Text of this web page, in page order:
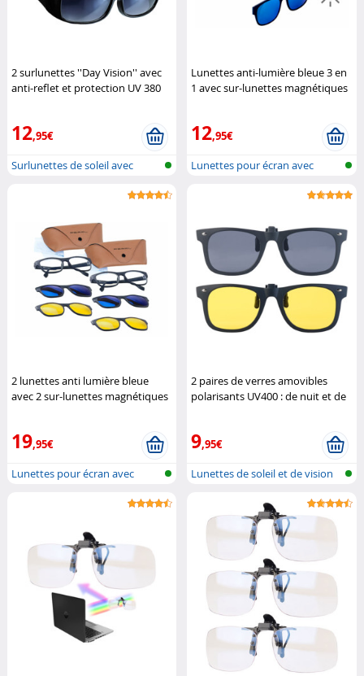
2 surlunettes ''Day Vision'' avec
anti-reflet et protection UV 380
12,95€
Surlunettes de soleil avec
Lunettes anti-lumière bleue 3 en
1 avec sur-lunettes magnétiques
12,95€
Lunettes pour écran avec
2 lunettes anti lumière bleue
avec 2 sur-lunettes magnétiques
19,95€
Lunettes pour écran avec
2 paires de verres amovibles
polarisants UV400 : de nuit et de
9,95€
Lunettes de soleil et de vision